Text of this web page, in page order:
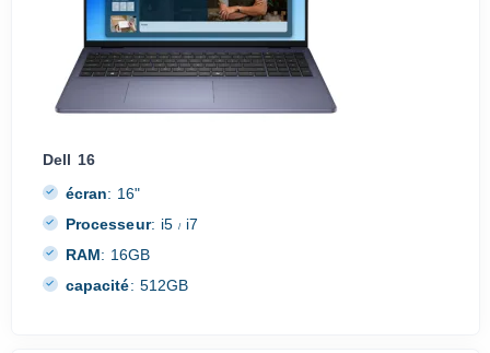
Dell 16
écran: 16"
Processeur: i5/ i7
RAM: 16GB
capacité: 512GB